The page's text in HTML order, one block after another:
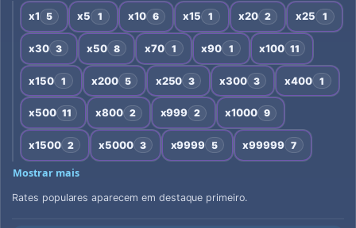
x1 5 x5 1 x10 6 x15 1 x20 2 x25 1
x30 3 x50 8 x70 1 x90 1 x100 11
x150 1 x200 5 x250 3 x300 3 x400 1
x500 11 x800 2 x999 2 x1000 9
x1500 2 x5000 3 x9999 5 x99999 7
Mostrar mais
Rates populares aparecem em destaque primeiro.